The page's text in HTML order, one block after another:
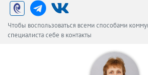
Чтобы воспользоваться всеми способами
специалиста себе в контакты